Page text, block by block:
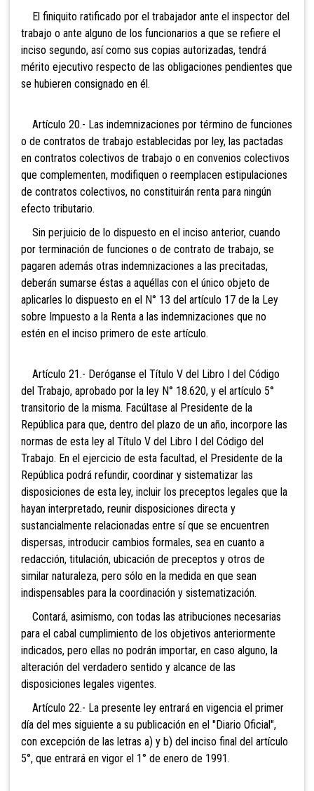
El finiquito ratificado por el trabajador ante el inspector del
trabajo o ante alguno de los funcionarios a que se refiere el
inciso segundo, así como sus copias autorizadas, tendrá
mérito ejecutivo respecto de las obligaciones pendientes que
se hubieren consignado en él.
Artículo 20.- Las indemnizaciones por término de funciones
o de contratos de trabajo establecidas por ley, las pactadas
en contratos colectivos de trabajo o en convenios colectivos
que complementen, modifiquen o reemplacen estipulaciones
de contratos colectivos, no constituirán renta para ningún
efecto tributario.
Sin perjuicio de lo dispuesto en el inciso anterior, cuando
por terminación de funciones o de contrato de trabajo, se
pagaren además otras indemnizaciones a las precitadas,
deberán sumarse éstas a aquéllas con el único objeto de
aplicarles lo dispuesto en el N° 13 del artículo 17 de la Ley
sobre Impuesto a la Renta a las indemnizaciones que no
estén en el inciso primero de este artículo.
Artículo 21.- Deróganse el Título V del Libro I del Código
del Trabajo, aprobado por la ley N° 18.620, y el artículo 5°
transitorio de la misma. Facúltase al Presidente de la
República para que, dentro del plazo de un año, incorpore las
normas de esta ley al Título V del Libro I del Código del
Trabajo. En el ejercicio de esta facultad, el Presidente de la
República podrá refundir, coordinar y sistematizar las
disposiciones de esta ley, incluir los preceptos legales que la
hayan interpretado, reunir disposiciones directa y
sustancialmente relacionadas entre sí que se encuentren
dispersas, introducir cambios formales, sea en cuanto a
redacción, titulación, ubicación de preceptos y otros de
similar naturaleza, pero sólo en la medida en que sean
indispensables para la coordinación y sistematización.
Contará, asimismo, con todas las atribuciones necesarias
para el cabal cumplimiento de los objetivos anteriormente
indicados, pero ellas no podrán importar, en caso alguno, la
alteración del verdadero sentido y alcance de las
disposiciones legales vigentes.
Artículo 22.- La presente ley entrará en vigencia el primer
día del mes siguiente a su publicación en el "Diario Oficial",
con excepción de las letras a) y b) del inciso final del artículo
5°, que entrará en vigor el 1° de enero de 1991.